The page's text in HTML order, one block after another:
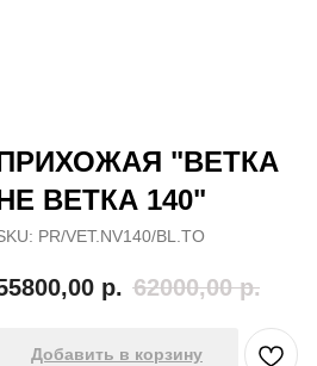
"ВЕТКА
ВЕТКА 140"
PR/VET.NV140/BL.TO
р. 62000,00 р.
Добавить в корзину